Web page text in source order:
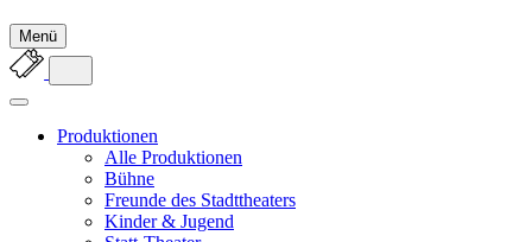
Menü
Produktionen
Alle Produktionen
Bühne
Freunde des Stadttheaters
Kinder & Jugend